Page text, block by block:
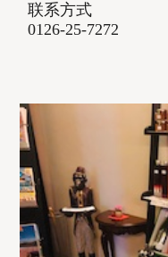
联系方式
0126-25-7272